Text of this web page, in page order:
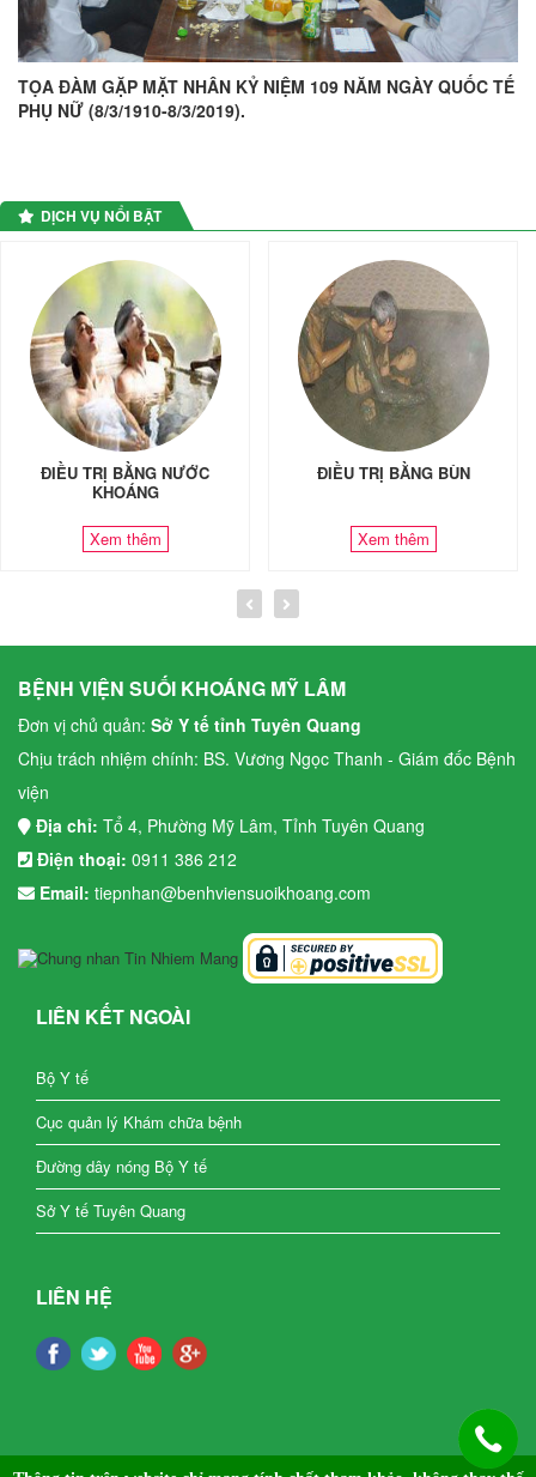
TỌA ĐÀM GẶP MẶT NHÂN KỶ NIỆM 109 NĂM NGÀY QUỐC TẾ
PHỤ NỮ (8/3/1910-8/3/2019).
DỊCH VỤ NỔI BẬT
ĐIỀU TRỊ BẰNG NƯỚC
KHOÁNG
Xem thêm
ĐIỀU TRỊ BẰNG BÙN
Xem thêm
BỆNH VIỆN SUỐI KHOÁNG MỸ LÂM
Đơn vị chủ quản: Sở Y tế tỉnh Tuyên Quang
Chịu trách nhiệm chính: BS. Vương Ngọc Thanh - Giám đốc Bệnh
viện
Địa chỉ: Tổ 4, Phường Mỹ Lâm, Tỉnh Tuyên Quang
Điện thoại: 0911 386 212
Email: tiepnhan@benhviensuoikhoang.com
LIÊN KẾT NGOÀI
Bộ Y tế
Cục quản lý Khám chữa bệnh
Đường dây nóng Bộ Y tế
Sở Y tế Tuyên Quang
LIÊN HỆ